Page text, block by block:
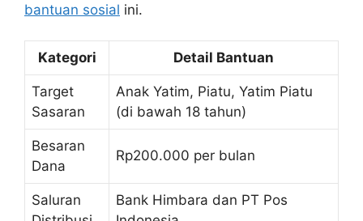
bantuan sosial ini.
Kategori Detail Bantuan
Target
Sasaran
Anak Yatim, Piatu, Yatim Piatu
(di bawah 18 tahun)
Besaran
Dana
Rp200.000 per bulan
Saluran
Bank Himbara dan PT Pos